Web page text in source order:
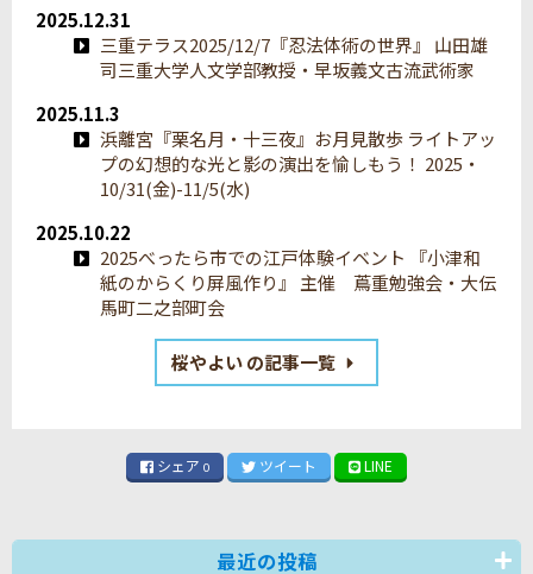
2025.12.31
三重テラス2025/12/7『忍法体術の世界』 山田雄
司三重大学人文学部教授・早坂義文古流武術家
2025.11.3
浜離宮『栗名月・十三夜』お月見散歩 ライトアッ
プの幻想的な光と影の演出を愉しもう！ 2025・
10/31(金)-11/5(水)
2025.10.22
2025べったら市での江戸体験イベント 『小津和
紙のからくり屏風作り』 主催 蔦重勉強会・大伝
馬町二之部町会
桜やよい の記事一覧
シェア 0 ツイート LINE
最近の投稿